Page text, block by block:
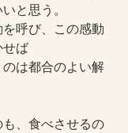
と思う。
呼び、この感動
せば
は都合のよい解
、食べさせるの